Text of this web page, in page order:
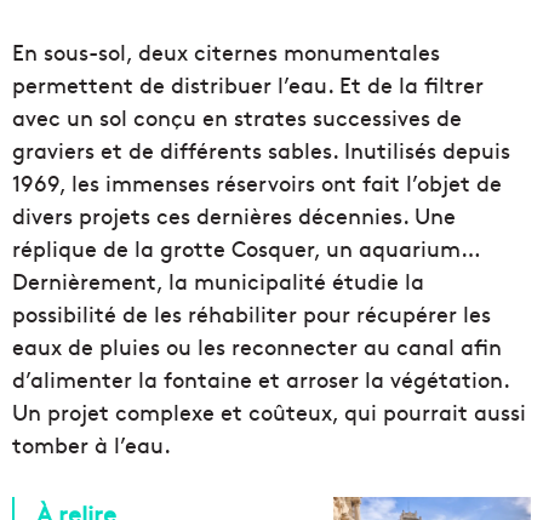
En sous-sol, deux citernes monumentales
permettent de distribuer l’eau. Et de la filtrer
avec un sol conçu en strates successives de
graviers et de différents sables. Inutilisés depuis
1969, les immenses réservoirs ont fait l’objet de
divers projets ces dernières décennies. Une
réplique de la grotte Cosquer, un aquarium…
Dernièrement, la municipalité étudie la
possibilité de les réhabiliter pour récupérer les
eaux de pluies ou les reconnecter au canal afin
d’alimenter la fontaine et arroser la végétation.
Un projet complexe et coûteux, qui pourrait aussi
tomber à l’eau.